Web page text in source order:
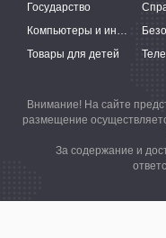
Государство
Компьютеры и интернет
Товары для детей
Внимание! На сайте
размещение
За содержание и